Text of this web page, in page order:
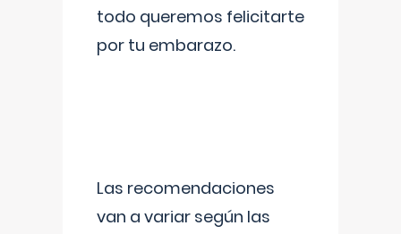
todo queremos felicitarte
por tu embarazo.
Las recomendaciones
van a variar según las